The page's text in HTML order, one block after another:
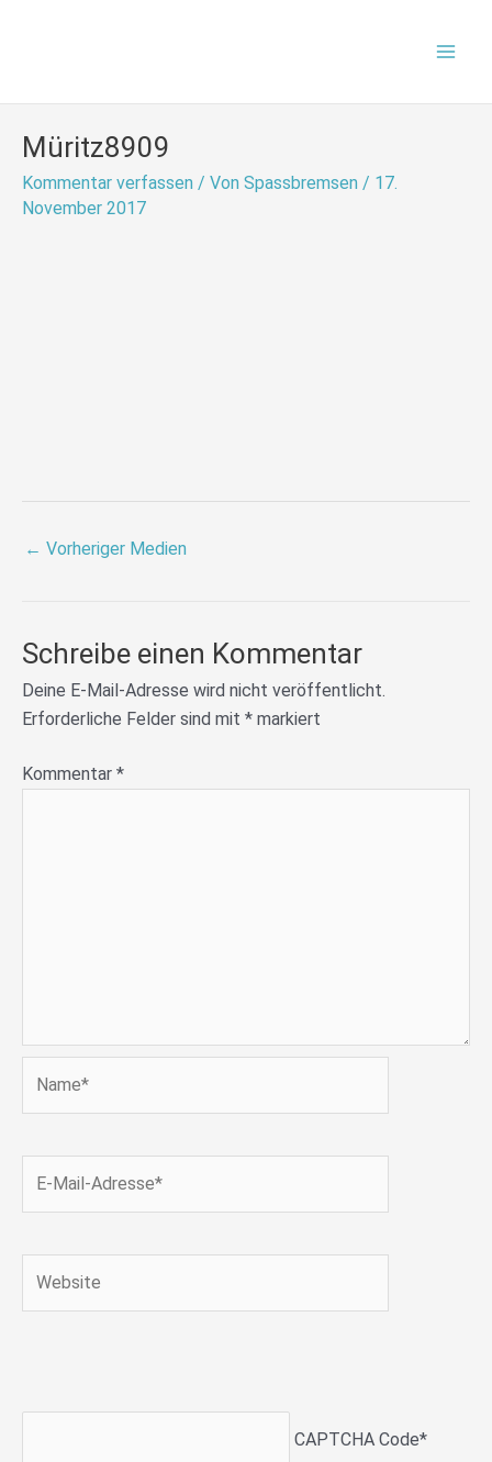
Müritz8909
Kommentar verfassen / Von Spassbremsen / 17.
November 2017
← Vorheriger Medien
Schreibe einen Kommentar
Deine E-Mail-Adresse wird nicht veröffentlicht.
Erforderliche Felder sind mit * markiert
Kommentar *
Mail-
CAPTCHA Code*